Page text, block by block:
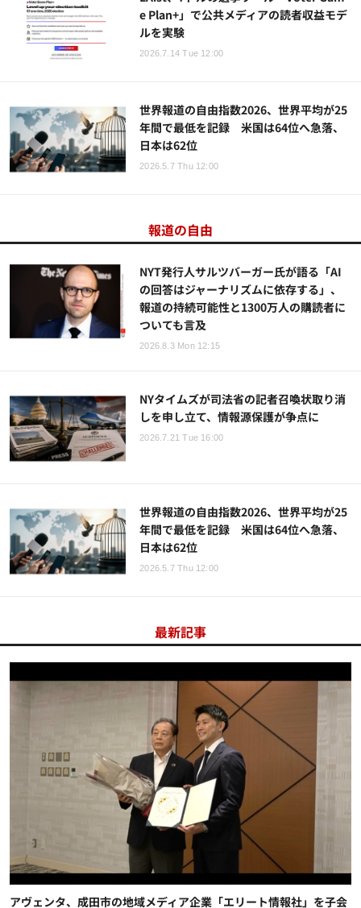
e Plan+」で公共メディアの読者収益モデ
ルを実験
2026.7.14 Tue 12:00
世界報道の自由指数2026、世界平均が25
年間で最低を記録 米国は64位へ急落、
日本は62位
2026.5.7 Thu 12:00
報道の自由
NYT発行人サルツバーガー氏が語る「AI
の回答はジャーナリズムに依存する」、
報道の持続可能性と1300万人の購読者に
ついても言及
2026.8.3 Mon 12:15
NYタイムズが司法省の記者召喚状取り消
しを申し立て、情報源保護が争点に
2026.7.21 Tue 16:00
世界報道の自由指数2026、世界平均が25
年間で最低を記録 米国は64位へ急落、
日本は62位
2026.5.7 Thu 12:00
最新記事
アヴェンタ、成田市の地域メディア企業「エリート情報社」を子会